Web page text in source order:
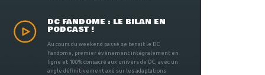
DC FANDOME : LE BILAN EN
PODCAST !
Au cours du weekend passé se tenait le DC
Fandome, premier évènement intégralement en
ligne et 100% consacré aux univers de DC, avec un
angle définitivement axé sur les adaptations